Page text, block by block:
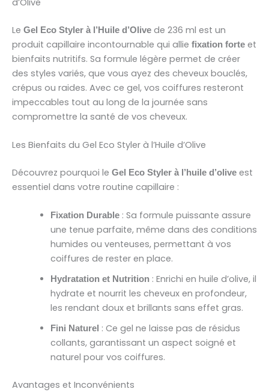
Le Gel Eco Styler à l’Huile d’Olive de 236 ml est un
produit capillaire incontournable qui allie fixation forte et
bienfaits nutritifs. Sa formule légère permet de créer
des styles variés, que vous ayez des cheveux bouclés,
crépus ou raides. Avec ce gel, vos coiffures resteront
impeccables tout au long de la journée sans
compromettre la santé de vos cheveux.
Les Bienfaits du Gel Eco Styler à l’Huile d’Olive
Découvrez pourquoi le Gel Eco Styler à l’huile d’olive est
essentiel dans votre routine capillaire :
Fixation Durable: Sa formule puissante assure
une tenue parfaite, même dans des conditions
humides ou venteuses, permettant à vos
coiffures de rester en place.
Hydratation et Nutrition: Enrichi en huile d’olive, il
hydrate et nourrit les cheveux en profondeur,
les rendant doux et brillants sans effet gras.
Fini Naturel : Ce gel ne laisse pas de résidus
collants, garantissant un aspect soigné et
naturel pour vos coiffures.
Avantages et Inconvénients